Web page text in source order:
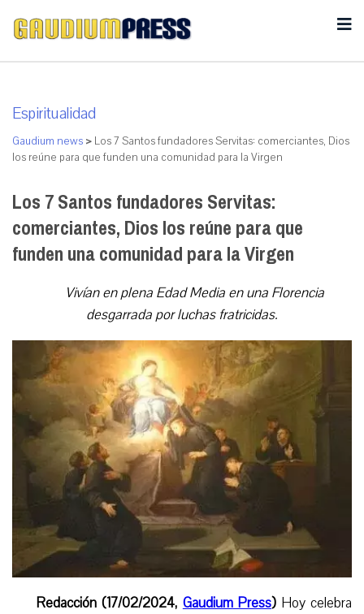
Espiritualidad
Gaudium news > Los 7 Santos fundadores Servitas: comerciantes, Dios
los reúne para que funden una comunidad para la Virgen
Los 7 Santos fundadores Servitas:
comerciantes, Dios los reúne para que
funden una comunidad para la Virgen
Vivían en plena Edad Media en una Florencia
desgarrada por luchas fratricidas.
Redacción (17/02/2024, Gaudium Press) Hoy celebra